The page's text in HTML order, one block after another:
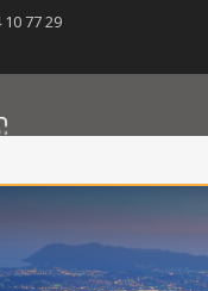
77 29